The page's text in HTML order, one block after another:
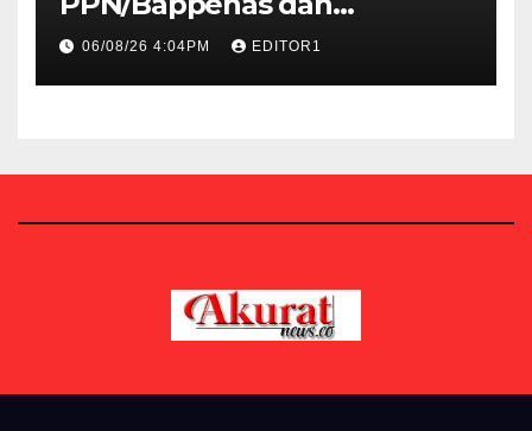
Kemenbud Bakal Menggelar
Talen Fest 2026
06/08/26 4:04PM EDITOR1